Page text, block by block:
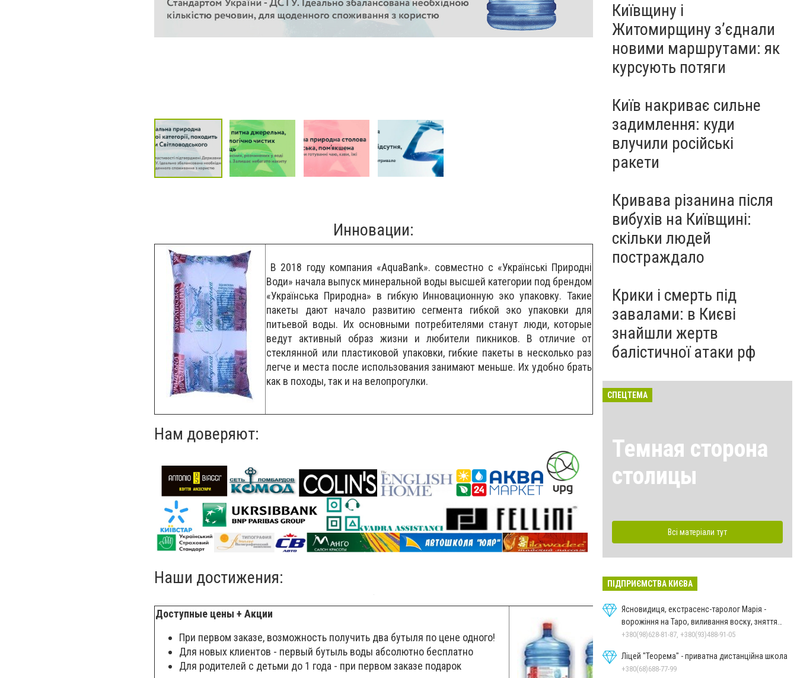
Инновации:
В 2018 году компания «AquaBank». совместно с «Українські Природні
Води» начала выпуск минеральной воды высшей категории под брендом
«Українська Природна» в гибкую Инновационную эко упаковку. Такие
пакеты дают начало развитию сегмента гибкой эко упаковки для
питьевой воды. Их основными потребителями станут люди, которые
ведут активный образ жизни и любители пикников. В отличие от
стеклянной или пластиковой упаковки, гибкие пакеты в несколько раз
легче и места после использования занимают меньше. Их удобно брать
как в походы, так и на велопрогулки.
Нам доверяют:
Наши достижения:
Доступные цены + Акции
При первом заказе, возможность получить два бутыля по цене одного!
Для новых клиентов - первый бутыль воды абсолютно бесплатно
Для родителей с детьми до 1 года - при первом заказе подарок
Київщину і
Житомирщину з’єднали
новими маршрутами: як
курсують потяги
Київ накриває сильне
задимлення: куди
влучили російські
ракети
Кривава різанина після
вибухів на Київщині:
скільки людей
постраждало
Крики і смерть під
завалами: в Києві
знайшли жертв
балістичної атаки рф
СПЕЦТЕМА
Темная сторона
столицы
Всі матеріали тут
ПІДПРИЄМСТВА КИЄВА
Ясновидиця, екстрасенс-таролог Марія -
ворожіння на Таро, виливання воску, зняття
порчі, постановка
+380(98)628-81-87, +380(93)488-91-05
Ліцей "Теорема" - приватна дистанційна школа
+380(68)688-77-99